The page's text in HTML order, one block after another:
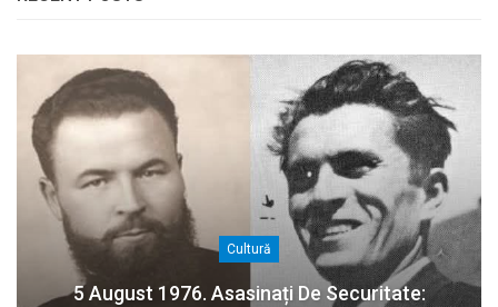
Cultură
5 August 1976. Asasinați De Securitate: